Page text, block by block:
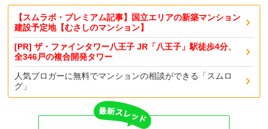
【スムラボ・プレミアム記事】国立エリアの新築マンション
建設予定地【むさしのマンション】
[PR] ザ・ファインタワー八王子 JR「八王子」駅徒歩4分、
全346戸の複合開発タワー
人気ブロガーに無料でマンションの相談ができる「スムロ
グ」